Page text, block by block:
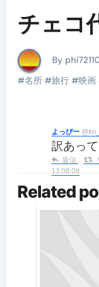
チェコ
By
#名所#旅行#映画
よっぴー
訳あっ
返信
13:08:08
Related